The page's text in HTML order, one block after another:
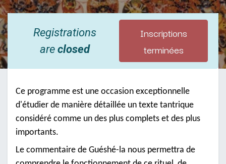
Registrations
areclosed
Inscriptions
terminées
Ce programme est une occasion exceptionnelle
d'étudier de manière détaillée un texte tantrique
considéré comme un des plus complets et des plus
importants.
Le commentaire de Guéshé-la nous permettra de